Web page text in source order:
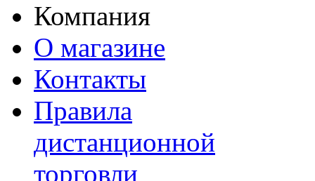
Компания
О магазине
Контакты
Правила
дистанционной
торговли